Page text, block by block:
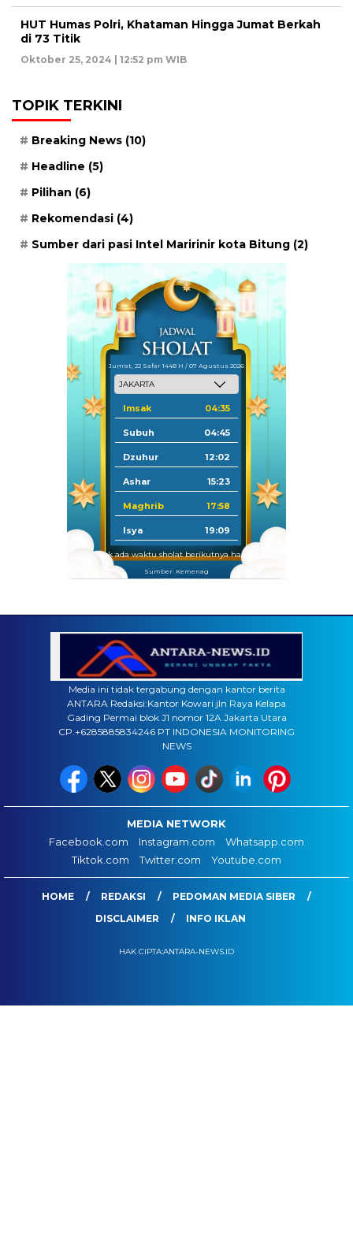
HUT Humas Polri, Khataman Hingga Jumat Berkah
di 73 Titik
Oktober 25, 2024 | 12:52 pm WIB
TOPIK TERKINI
Breaking News (10)
Headline (5)
Pilihan (6)
Rekomendasi (4)
Sumber dari pasi Intel Maririnir kota Bitung (2)
Jum'at, 22 Safar 1448 H / 07 Agustus 2026
Imsak 04:35
Subuh 04:45
Dzuhur 12:02
Ashar 15:23
Maghrib 17:58
Isya 19:09
Tidak ada waktu sholat berikutnya hari ini.
Sumber: Kemenag
Media ini tidak tergabung dengan kantor berita
ANTARA Redaksi:Kantor Kowari jln Raya Kelapa
Gading Permai blok J1 nomor 12A Jakarta Utara
CP.+6285885834246 PT INDONESIA MONITORING
NEWS
MEDIA NETWORK
Facebook.com
Instagram.com
Whatsapp.com
Tiktok.com
Twitter.com Youtube.com
HOME REDAKSI
PEDOMAN MEDIA SIBER
DISCLAIMER
INFO IKLAN
HAK CIPTA:ANTARA-NEWS.ID